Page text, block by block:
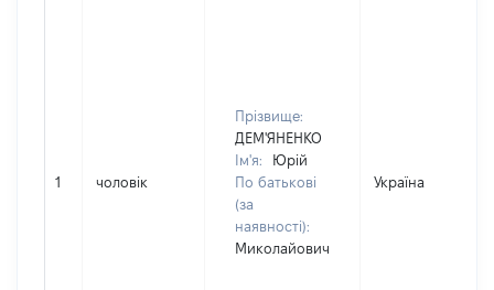
1 чоловік
Прізвище:
ДЕМ'ЯНЕНКО
Ім'я:
Юрій
По батькові
(за
наявності):
Миколайович
Україна